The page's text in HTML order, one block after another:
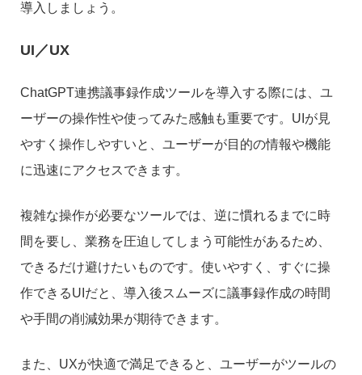
導入しましょう。
UI／UX
ChatGPT連携議事録作成ツールを導入する際には、ユ
ーザーの操作性や使ってみた感触も重要です。UIが見
やすく操作しやすいと、ユーザーが目的の情報や機能
に迅速にアクセスできます。
複雑な操作が必要なツールでは、逆に慣れるまでに時
間を要し、業務を圧迫してしまう可能性があるため、
できるだけ避けたいものです。使いやすく、すぐに操
作できるUIだと、導入後スムーズに議事録作成の時間
や手間の削減効果が期待できます。
また、UXが快適で満足できると、ユーザーがツールの